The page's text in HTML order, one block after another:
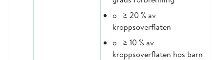
o ≥ 20 % av
kroppsoverflaten
o ≥ 10 % av
kroppsoverflaten hos barn